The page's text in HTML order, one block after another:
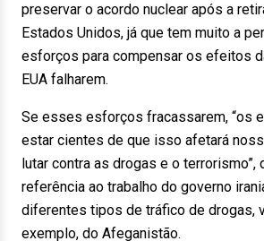
preservar o acordo nuclear após a
Estados Unidos, já que tem muito a
esforços para compensar os efeitos
EUA falharem.
Se esses esforços fracassarem, “os
estar cientes de que isso afetará
lutar contra as drogas e o
referência ao trabalho do governo
diferentes tipos de tráfico de drogas,
exemplo, do Afeganistão.